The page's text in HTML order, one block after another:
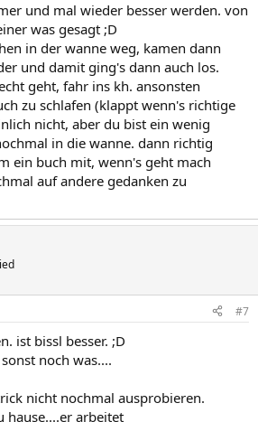
und mal wieder besser werden. von
was gesagt ;D
in der wanne weg, kamen dann
und damit ging's dann auch los.
geht, fahr ins kh. ansonsten
zu schlafen (klappt wenn's richtige
nicht, aber du bist ein wenig
in die wanne. dann richtig
ein buch mit, wenn's geht mach
auf andere gedanken zu
#7
ist bissl besser. ;D
noch was....
nicht nochmal ausprobieren.
hause....er arbeitet